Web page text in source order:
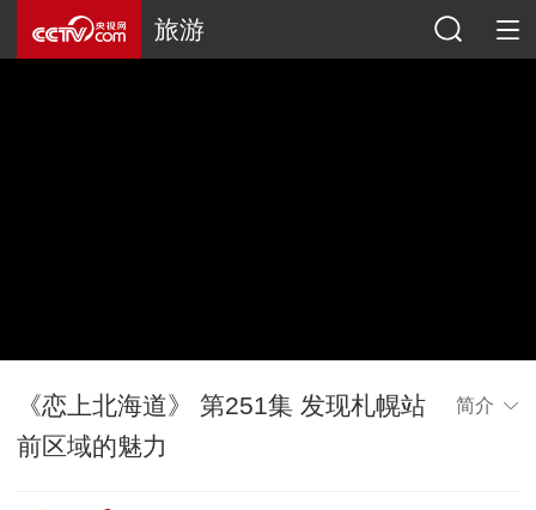
旅游
《恋上北海道》 第251集 发现札幌站
前区域的魅力
简介